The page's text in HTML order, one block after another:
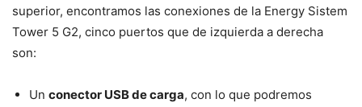
superior, encontramos las conexiones de la Energy Sistem
Tower 5 G2, cinco puertos que de izquierda a derecha
son:
Un conector USB de carga, con lo que podremos